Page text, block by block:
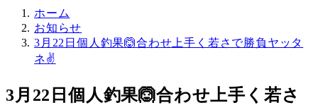
ホーム
お知らせ
3月22日個人釣果🙆合わせ上手く若さで勝負ヤッタ
ネ✌️
3月22日個人釣果🙆合わせ上手く若さ